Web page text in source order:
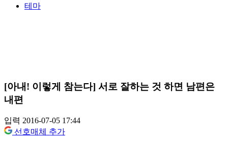
테마
[아내! 이렇게 참는다] 서로 잘하는 것 하면 남편은
내편
입력 2016-07-05 17:44
선호매체 추가